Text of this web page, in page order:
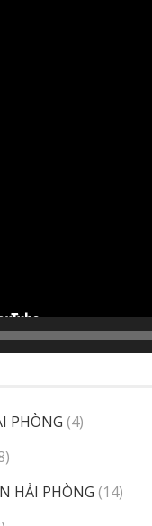
PHÒNG (4)
HẢI PHÒNG (14)